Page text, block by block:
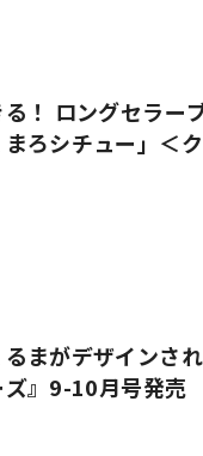
！ ロングセラー
ろシチュー」＜
まがデザインさ
』9-10月号発売